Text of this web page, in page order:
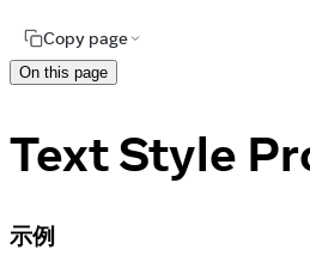
Copy page
On this page
Text Style
示例